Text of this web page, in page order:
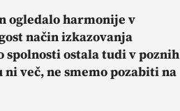
ogledalo harmonije v
način izkazovanja
spolnosti ostala tudi v poznih
več, ne smemo pozabiti na